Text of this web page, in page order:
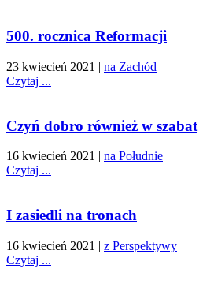
500. rocznica Reformacji
23 kwiecień 2021 | na Zachód
Czytaj ...
Czyń dobro również w szabat
16 kwiecień 2021 | na Południe
Czytaj ...
I zasiedli na tronach
16 kwiecień 2021 | z Perspektywy
Czytaj ...